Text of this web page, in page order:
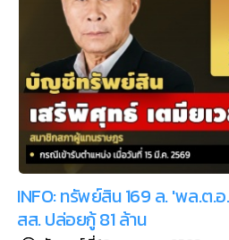
INFO: ทรัพย์สิน 169 ล. 'พล.ต.
สส. ปล่อยกู้ 81 ล้าน